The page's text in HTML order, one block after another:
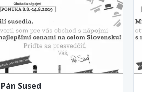
Pán Sused